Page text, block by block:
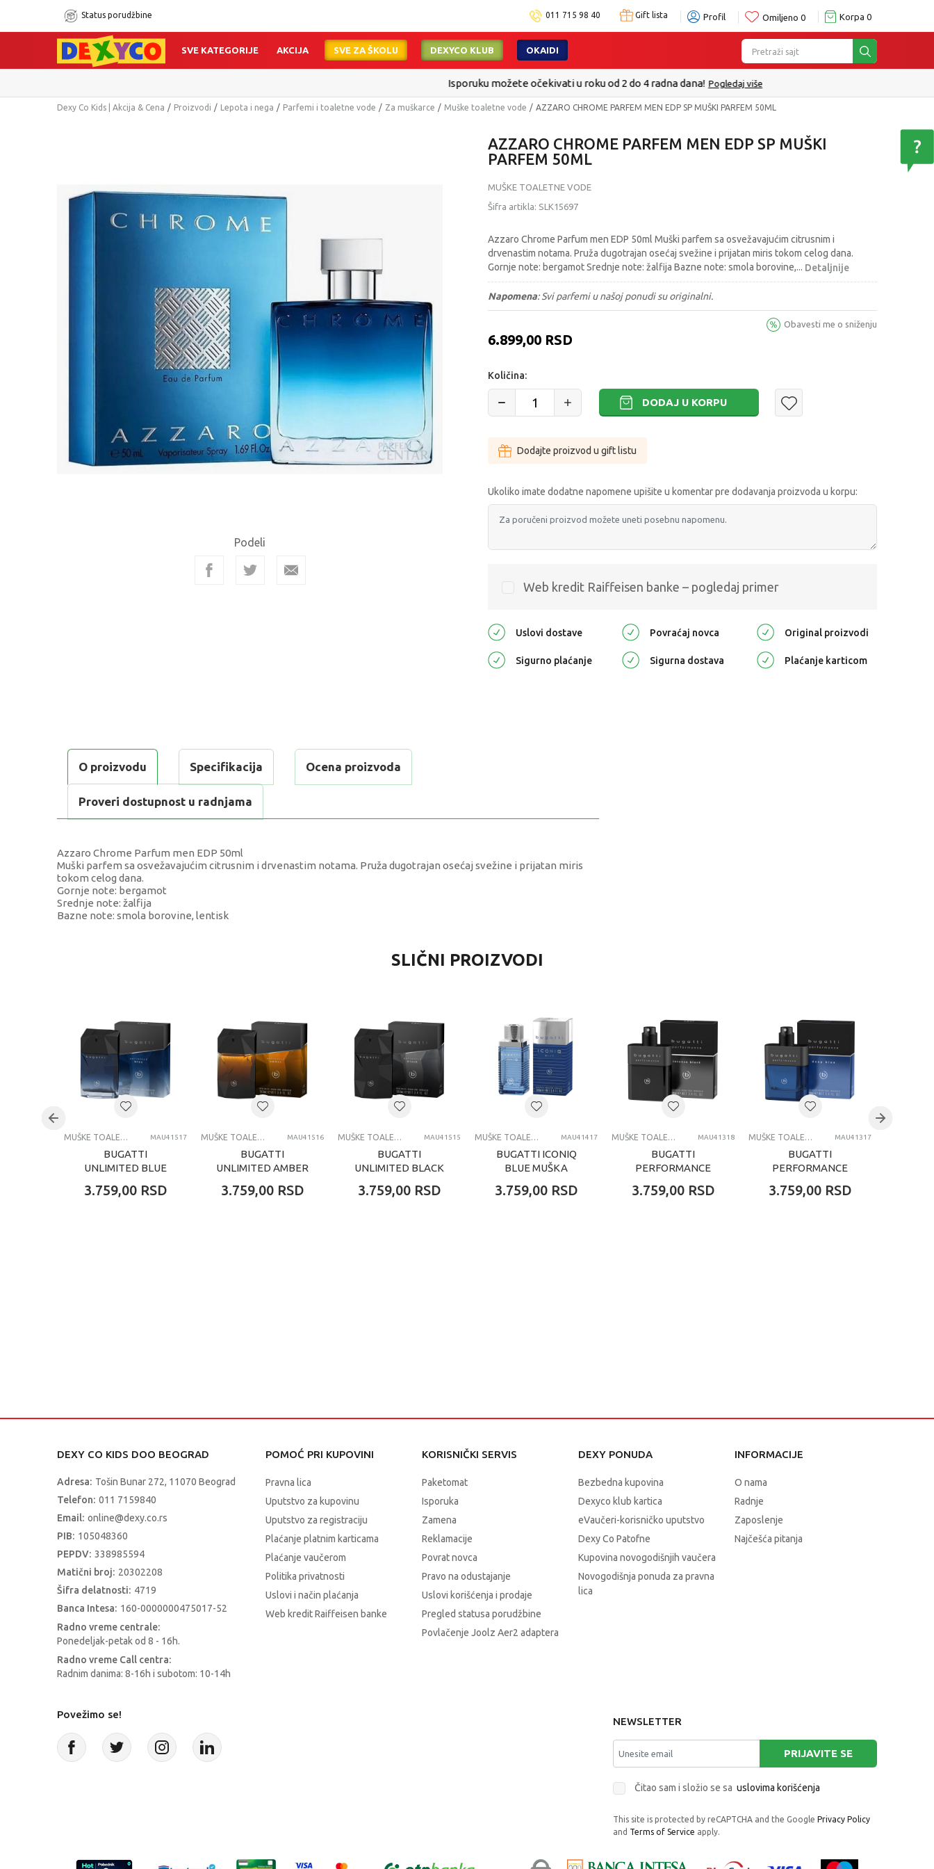
Status porudžbine 011 715 98 40 Gift lista Profil Omiljeno 0 Korpa 0
Pretraži sajt
SVE KATEGORIJE AKCIJA SVE ZA ŠKOLU DEXYCO KLUB OKAIDI
Isporuku možete očekivati u roku od 2 do 4 radna dana! Pogledaj više
Dexy Co Kids | Akcija & Cena Proizvodi Lepota i nega Parfemi i toaletne vode Za muškarce Muške toaletne vode AZZARO CHROME PARFEM MEN EDP SP MUŠKI PARFEM 50ML
Podeli
AZZARO CHROME PARFEM MEN EDP SP MUŠKI
PARFEM 50ML
MUŠKE TOALETNE VODE
Šifra artikla: SLK15697
Azzaro Chrome Parfum men EDP 50ml Muški parfem sa osvežavajućim citrusnim i
drvenastim notama. Pruža dugotrajan osećaj svežine i prijatan miris tokom celog dana.
Gornje note: bergamot Srednje note: žalfija Bazne note: smola borovine,... Detaljnije
Napomena:Svi parfemi u našoj ponudi su originalni.
6.899,00 RSD
Obavesti me o sniženju
Količina:
DODAJ U KORPU
Dodajte proizvod u gift listu
Ukoliko imate dodatne napomene upišite u komentar pre dodavanja proizvoda u korpu:
Web kredit Raiffeisen banke – pogledaj primer
Uslovi dostave Povraćaj novca Original proizvodi
Sigurno plaćanje Sigurna dostava Plaćanje karticom
O proizvodu Specifikacija Ocena proizvoda
Proveri dostupnost u radnjama
Azzaro Chrome Parfum men EDP 50ml
Muški parfem sa osvežavajućim citrusnim i drvenastim notama. Pruža dugotrajan osećaj svežine i prijatan miris
tokom celog dana.
Gornje note: bergamot
Srednje note: žalfija
Bazne note: smola borovine, lentisk
Muške toaletne vode
Pol dečaci
Uzrast svi uzrasti
Kategorija Muske Toaletne
SLIČNI PROIZVODI
MUŠKE TOALETNE VODE MAU41517
BUGATTI
UNLIMITED BLUE
VODA 100 ML
3.759,00 RSD
MUŠKE TOALETNE VODE MAU41516
BUGATTI
UNLIMITED AMBER
VODA 100 ML
3.759,00 RSD
MUŠKE TOALETNE VODE MAU41515
BUGATTI
UNLIMITED BLACK
VODA 100 ML
3.759,00 RSD
MUŠKE TOALETNE VODE MAU41417
BUGATTI ICONIQ
BLUE MUŠKA
100 ML
3.759,00 RSD
MUŠKE TOALETNE VODE MAU41318
BUGATTI
PERFORMANCE
MUŠKA TOALETNA
3.759,00 RSD
MUŠKE TOALETNE VODE MAU41317
BUGATTI
PERFORMANCE
TOALETNA VODA
3.759,00 RSD
DEXY CO KIDS DOO BEOGRAD
Adresa: Tošin Bunar 272, 11070 Beograd
Telefon: 011 7159840
Email: online@dexy.co.rs
PIB: 105048360
PEPDV: 338985594
Matični broj: 20302208
Šifra delatnosti: 4719
Banca Intesa: 160-0000000475017-52
Radno vreme centrale:
Ponedeljak-petak od 8 - 16h.
Radno vreme Call centra:
Radnim danima: 8-16h i subotom: 10-14h
POMOĆ PRI KUPOVINI
Pravna lica
Uputstvo za kupovinu
Uputstvo za registraciju
Plaćanje platnim karticama
Plaćanje vaučerom
Politika privatnosti
Uslovi i način plaćanja
Web kredit Raiffeisen banke
KORISNIČKI SERVIS
Paketomat
Isporuka
Zamena
Reklamacije
Povrat novca
Pravo na odustajanje
Uslovi korišćenja i prodaje
Pregled statusa porudžbine
Povlačenje Joolz Aer2 adaptera
DEXY PONUDA
Bezbedna kupovina
Dexyco klub kartica
eVaučeri-korisničko uputstvo
Dexy Co Patofne
Kupovina novogodišnjih vaučera
Novogodišnja ponuda za pravna
lica
INFORMACIJE
O nama
Radnje
Zaposlenje
Najčešća pitanja
Povežimo se!
NEWSLETTER
PRIJAVITE SE
Čitao sam i složio se sa uslovima korišćenja
This site is protected by reCAPTCHA and the Google Privacy Policy
and Terms of Service apply.